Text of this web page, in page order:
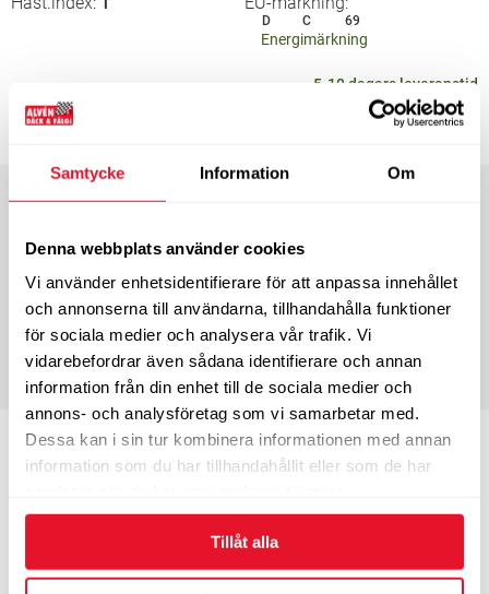
Samtycke Information Om
Denna webbplats använder cookies
Vi använder enhetsidentifierare för att anpassa innehållet
och annonserna till användarna, tillhandahålla funktioner
för sociala medier och analysera vår trafik. Vi
vidarebefordrar även sådana identifierare och annan
information från din enhet till de sociala medier och
annons- och analysföretag som vi samarbetar med.
Dessa kan i sin tur kombinera informationen med annan
information som du har tillhandahållit eller som de har
Tillåt alla
D C 69
Energimärkning
5-10 dagars leveranstid
KÖP
590kr/st
Hast.index T EU-märkning
Energimärkning
5-10 dagars leveranstid
KÖP
650kr/st
Bredd 155 Profil 80
Tum 12” Bel.index 77
D C 69
5-10 dagars leveranstid